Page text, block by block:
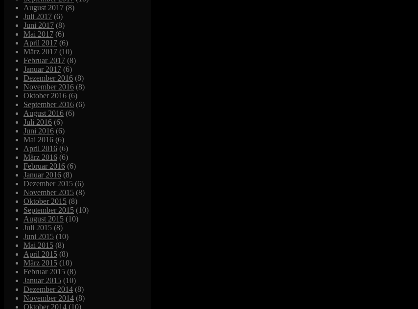
August 2017 (8)
Juli 2017 (6)
Juni 2017 (8)
Mai 2017 (6)
April 2017 (6)
März 2017 (10)
Februar 2017 (8)
Januar 2017 (6)
Dezember 2016 (8)
November 2016 (8)
Oktober 2016 (6)
September 2016 (6)
August 2016 (6)
Juli 2016 (6)
Juni 2016 (6)
Mai 2016 (6)
April 2016 (6)
März 2016 (6)
Februar 2016 (6)
Januar 2016 (8)
Dezember 2015 (6)
November 2015 (8)
Oktober 2015 (8)
September 2015 (10)
August 2015 (10)
Juli 2015 (8)
Juni 2015 (10)
Mai 2015 (8)
April 2015 (8)
März 2015 (10)
Februar 2015 (8)
Januar 2015 (10)
Dezember 2014 (8)
November 2014 (8)
Oktober 2014 (10)